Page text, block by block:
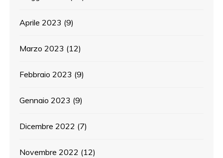
Aprile 2023 (9)
Marzo 2023 (12)
Febbraio 2023 (9)
Gennaio 2023 (9)
Dicembre 2022 (7)
Novembre 2022 (12)